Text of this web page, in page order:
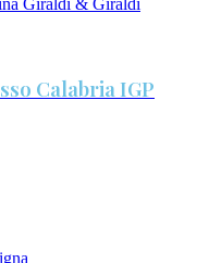
Calabria IGP